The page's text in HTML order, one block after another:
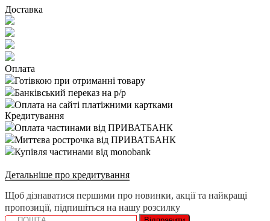
Доставка
Оплата
Готівкою при отриманні товару
Банківський переказ на р/р
Оплата на сайті платіжними картками
Кредитування
Оплата частинами від ПРИВАТБАНК
Миттєва рострочка від ПРИВАТБАНК
Купівля частинами від monobank
Детальніше про кредитування
Щоб дізнаватися першими про новинки, акції та найкращі
пропозиції, підпишіться на нашу розсилку